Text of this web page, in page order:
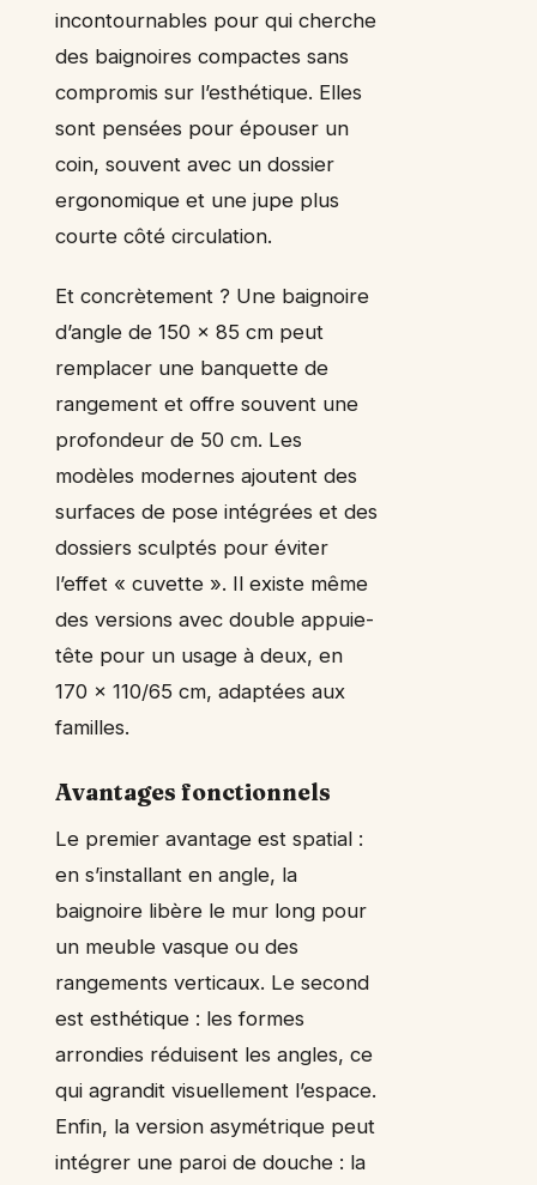
incontournables pour qui cherche
des baignoires compactes sans
compromis sur l’esthétique. Elles
sont pensées pour épouser un
coin, souvent avec un dossier
ergonomique et une jupe plus
courte côté circulation.
Et concrètement ? Une baignoire
d’angle de 150 x 85 cm peut
remplacer une banquette de
rangement et offre souvent une
profondeur de 50 cm. Les
modèles modernes ajoutent des
surfaces de pose intégrées et des
dossiers sculptés pour éviter
l’effet « cuvette ». Il existe même
des versions avec double appuie-
tête pour un usage à deux, en
170 x 110/65 cm, adaptées aux
familles.
Avantages fonctionnels
Le premier avantage est spatial :
en s’installant en angle, la
baignoire libère le mur long pour
un meuble vasque ou des
rangements verticaux. Le second
est esthétique : les formes
arrondies réduisent les angles, ce
qui agrandit visuellement l’espace.
Enfin, la version asymétrique peut
intégrer une paroi de douche : la